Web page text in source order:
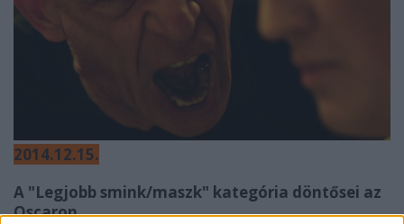
2014.12.15.
A "Legjobb smink/maszk" kategória döntősei az
Oscaron